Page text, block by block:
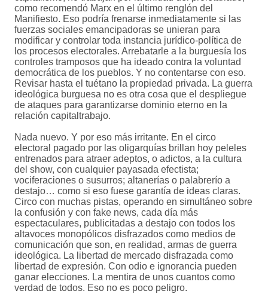
como recomendó Marx en el último renglón del
Manifiesto. Eso podría frenarse inmediatamente si las
fuerzas sociales emancipadoras se unieran para
modificar y controlar toda instancia jurídico-política de
los procesos electorales. Arrebatarle a la burguesía los
controles tramposos que ha ideado contra la voluntad
democrática de los pueblos. Y no contentarse con eso.
Revisar hasta el tuétano la propiedad privada. La guerra
ideológica burguesa no es otra cosa que el despliegue
de ataques para garantizarse dominio eterno en la
relación capitaltrabajo.
Nada nuevo. Y por eso más irritante. En el circo
electoral pagado por las oligarquías brillan hoy peleles
entrenados para atraer adeptos, o adictos, a la cultura
del show, con cualquier payasada efectista;
vociferaciones o susurros; altanerías o palabrerío a
destajo… como si eso fuese garantía de ideas claras.
Circo con muchas pistas, operando en simultáneo sobre
la confusión y con fake news, cada día más
espectaculares, publicitadas a destajo con todos los
altavoces monopólicos disfrazados como medios de
comunicación que son, en realidad, armas de guerra
ideológica. La libertad de mercado disfrazada como
libertad de expresión. Con odio e ignorancia pueden
ganar elecciones. La mentira de unos cuantos como
verdad de todos. Eso no es poco peligro.